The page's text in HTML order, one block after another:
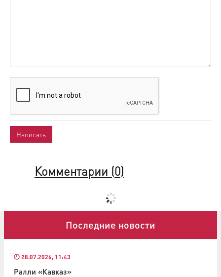
Комментарии (0)
Последние новости
28.07.2026, 11:43
Ралли «Кавказ»